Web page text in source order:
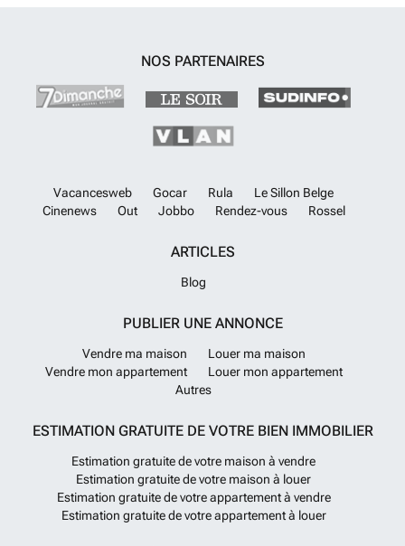
is een verscheidenheid aan plattegronden beschikbaar, waaronder
configuraties met 2 en 3 slaapkamers, elk met 2 goed uitgeruste
badkamers, waarvan er één de master suite siert.De keukenruimtes
van de appartementen lopen naadloos over in de ruime woonkamer en
eetkamer, waardoor een uitnodigende sfeer ontstaat. Als u overweegt
appartementen te kopen in de fascinerende omgeving van Jávea,
NOS PARTENAIRES
Vacancesweb Gocar Rula
Le Sillon Belge
Cinenews
Out Jobbo Rendez-vous Rossel
ARTICLES
Blog
PUBLIER UNE ANNONCE
Vendre ma maison
Louer ma maison
Vendre mon appartement
Louer mon appartement
Autres
ESTIMATION GRATUITE DE VOTRE BIEN IMMOBILIER
Estimation gratuite de votre maison à vendre
Estimation gratuite de votre maison à louer
Estimation gratuite de votre appartement à vendre
Estimation gratuite de votre appartement à louer